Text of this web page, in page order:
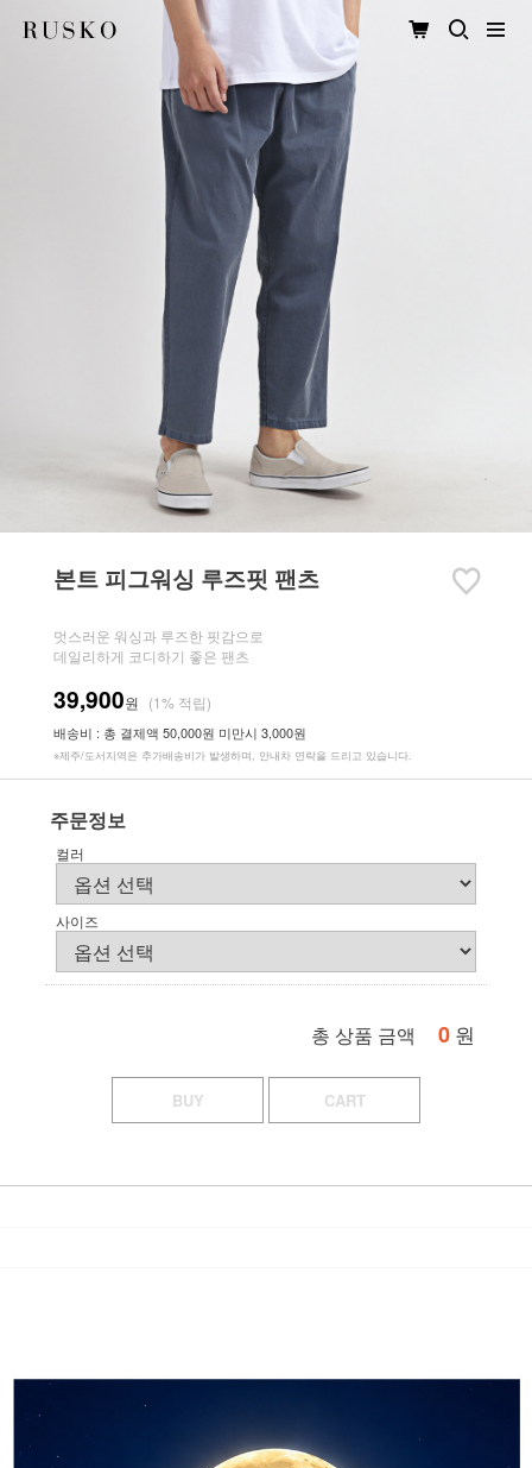
본트 피그워싱 루즈핏 팬츠
멋스러운 워싱과 루즈한 핏감으로
데일리하게 코디하기 좋은 팬츠
39,900원 (1% 적립)
배송비 : 총 결제액 50,000원 미만시 3,000원
※제주/도서지역은 추가배송비가 발생하며, 안내차 연락을 드리고 있습니다.
주문정보
컬러
사이즈
총 상품 금액 0 원
BUY CART